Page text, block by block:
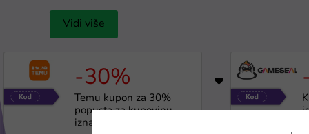
Vidi više
-30% 17813
Temu kupon za 30%
popusta za kupovinu
iznad 40 KM